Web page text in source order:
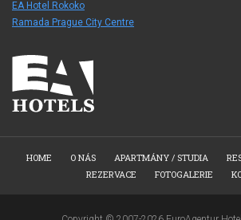
EA Hotel Rokoko
Ramada Prague City Centre
HOME O NÁS APARTMÁNY / STUDIA
REZERVACE
FOTOGALERIE